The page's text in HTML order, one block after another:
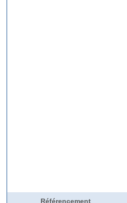
Référencement